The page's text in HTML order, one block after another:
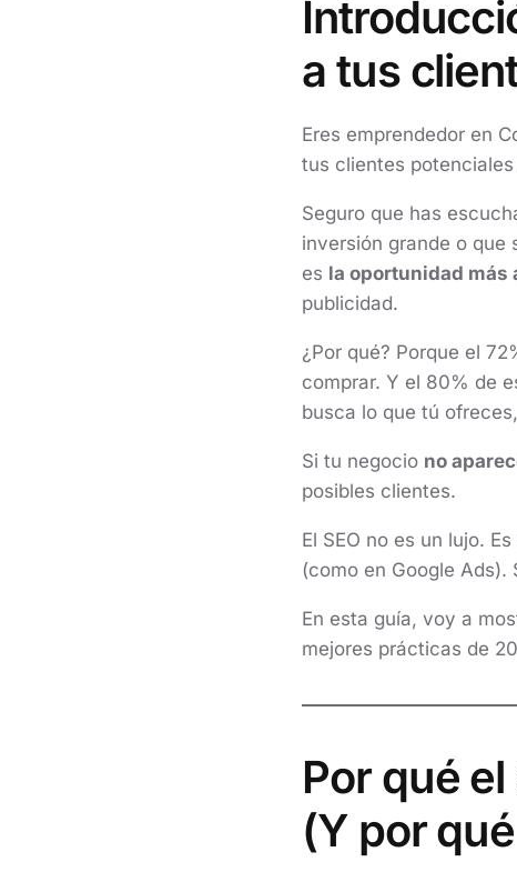
a tus
Eres emprendedor en
tus clientes
Seguro que has
inversión grande o que
es la oportunidad más
publicidad.
¿Por qué? Porque el
comprar. Y el 80% de
busca lo que tú
Si tu negocio no
posibles clientes.
El SEO no es un lujo.
(como en Google
En esta guía, voy a
mejores prácticas de
Por qué
(Y por